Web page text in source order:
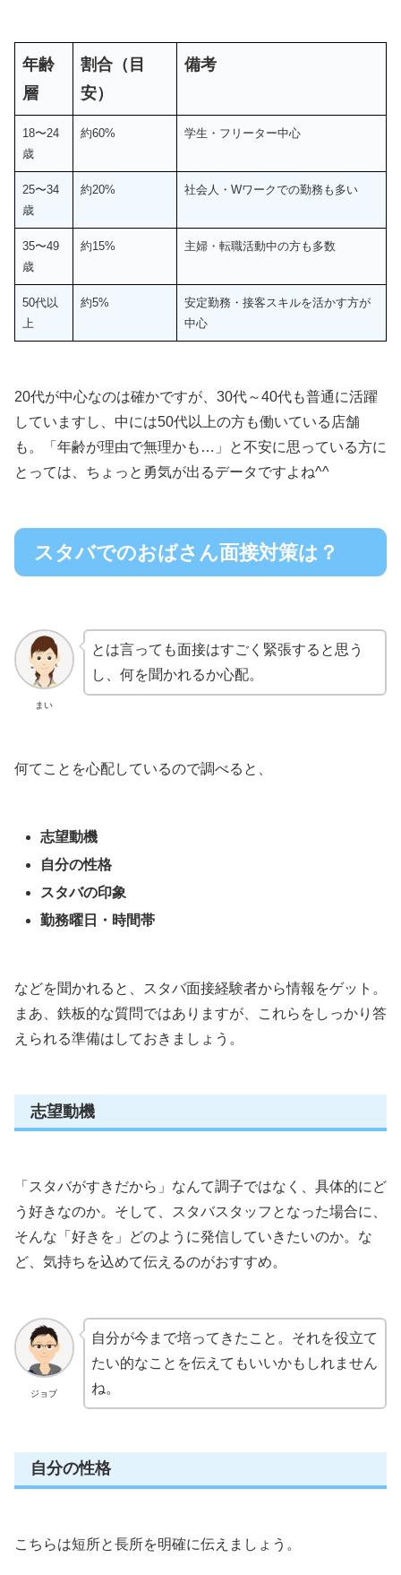
年齢
層
割合（目
安）
備考
18〜24
歳
約60% 学生・フリーター中心
25〜34
歳
約20% 社会人・Wワークでの勤務も多い
35〜49
歳
約15% 主婦・転職活動中の方も多数
50代以
上
約5%
安定勤務・接客スキルを活かす方が
中心
20代が中心なのは確かですが、30代～40代も普通に活躍
していますし、中には50代以上の方も働いている店舗
も。「年齢が理由で無理かも…」と不安に思っている方に
とっては、ちょっと勇気が出るデータですよね^^
スタバでのおばさん面接対策は？
まい
とは言っても面接はすごく緊張すると思う
し、何を聞かれるか心配。
何てことを心配しているので調べると、
志望動機
自分の性格
スタバの印象
勤務曜日・時間帯
などを聞かれると、スタバ面接経験者から情報をゲット。
まあ、鉄板的な質問ではありますが、これらをしっかり答
えられる準備はしておきましょう。
志望動機
「スタバがすきだから」なんて調子ではなく、具体的にど
う好きなのか。そして、スタバスタッフとなった場合に、
そんな「好きを」どのように発信していきたいのか。な
ど、気持ちを込めて伝えるのがおすすめ。
ジョブ
自分が今まで培ってきたこと。それを役立て
たい的なことを伝えてもいいかもしれません
ね。
自分の性格
こちらは短所と長所を明確に伝えましょう。